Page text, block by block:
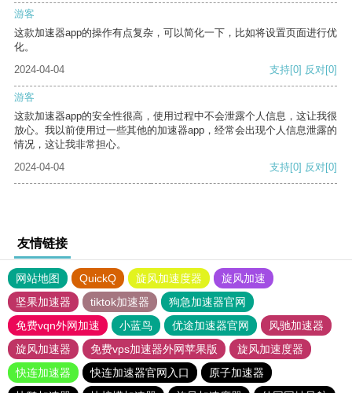
游客
这款加速器app的操作有点复杂，可以简化一下，比如将设置页面进行优
化。
2024-04-04
支持[0] 反对[0]
游客
这款加速器app的安全性很高，使用过程中不会泄露个人信息，这让我很
放心。我以前使用过一些其他的加速器app，经常会出现个人信息泄露的
情况，这让我非常担心。
2024-04-04
支持[0] 反对[0]
友情链接
网站地图 QuickQ 旋风加速度器
旋风加速
坚果加速器
tiktok加速器
狗急加速器官网
免费vqn外网加速
小蓝鸟 优途加速器官网
风驰加速器
旋风加速器
免费vps加速器外网苹果版
旋风加速度器
快连加速器
快连加速器官网入口
原子加速器